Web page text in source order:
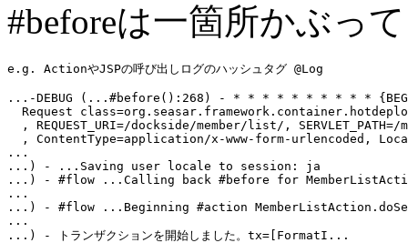
#beforeは一箇所かぶっ
e.g. ActionやJSPの呼び出しログのハッシュタグ @Log
... -DEBUG ( ... #before():268) - * * * * * * * * * *
Request
, REQUEST_URI=/dockside/member/list/, SERVLET_PATH=/
, ContentType=application/x-www-form-urlencoded,
...
...
... ) - #flow ...Calling back #before
...
... ) - #flow ...Beginning #action
...
... ) - トランザクションを開始しました。tx=[FormatI ...